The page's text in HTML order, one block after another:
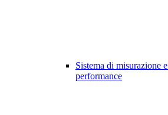
Sistema di misurazione
performance